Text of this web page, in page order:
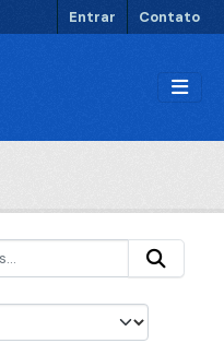
Entrar Contato